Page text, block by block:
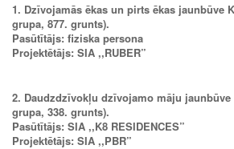
1. Dzīvojamās ēkas un pirts ēkas jaunbūve
grupa, 877. grunts).
Pasūtītājs: fiziska persona
Projektētājs: SIA ,,RUBER”
2. Daudzdzīvokļu dzīvojamo māju jaunbūve
grupa, 338. grunts).
Pasūtītājs: SIA ,,K8 RESIDENCES”
Projektētājs: SIA ,,PBR”